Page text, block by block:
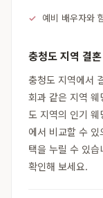
예비 배우자와
충청도 지역 결
충청도 지역에서
회과 같은 지역
도 지역의 인기
에서 비교할 수
택을 누릴 수 있습
확인해 보세요.